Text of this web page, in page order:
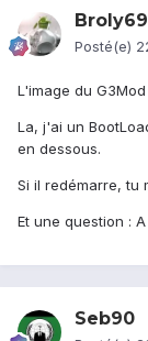
Broly69
Posté(e)
L'image du
La, j'ai un
en dessous.
Si il redémarre, tu
Et une question :
Seb90